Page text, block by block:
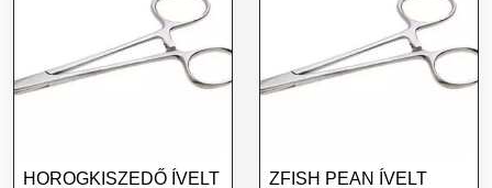
HOROGKISZEDŐ ÍVELT ZFISH PEAN ÍVELT